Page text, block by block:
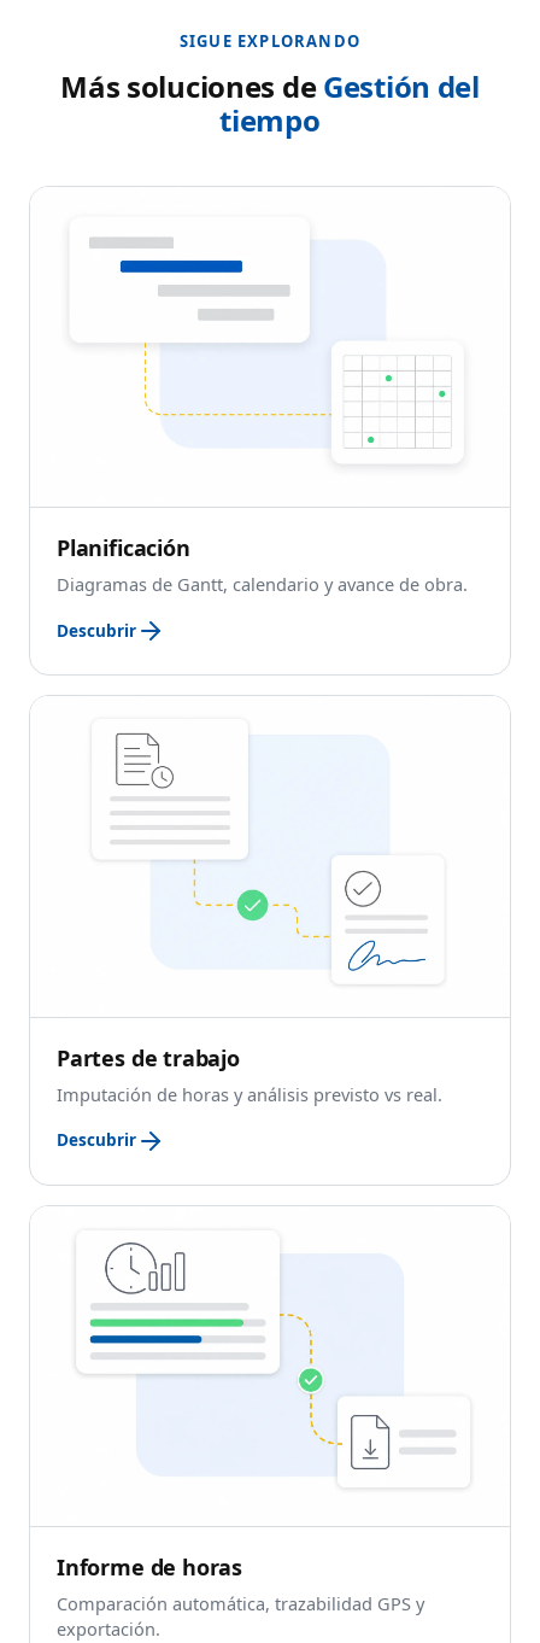
SIGUE EXPLORANDO
Más soluciones deGestión del
tiempo
Planificación
Diagramas de Gantt, calendario y avance de obra.
Descubrir
Partes de trabajo
Imputación de horas y análisis previsto vs real.
Descubrir
Informe de horas
Comparación automática, trazabilidad GPS y
exportación.